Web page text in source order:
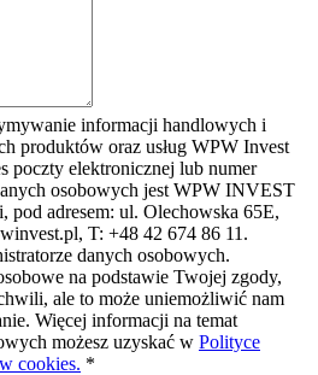
informacji handlowych i
produktów oraz usług WPW Invest
poczty elektronicznej lub numer
osobowych jest WPW INVEST
pod adresem: ul. Olechowska 65E,
T: +48 42 674 86 11.
danych osobowych.
na podstawie Twojej zgody,
ale to może uniemożliwić nam
Więcej informacji na temat
możesz uzyskać w Polityce
cookies. *